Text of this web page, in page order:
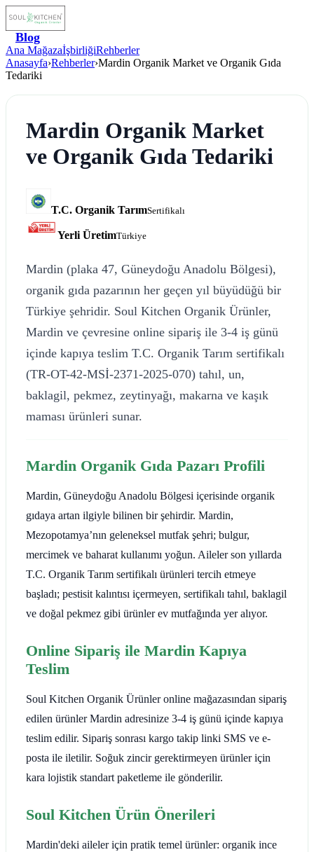
Blog
Ana MağazaİşbirliğiRehberler
Anasayfa›Rehberler›Mardin Organik Market ve Organik Gıda
Tedariki
Mardin Organik Market
ve Organik Gıda Tedariki
T.C. Organik TarımSertifikalı
Yerli ÜretimTürkiye
Mardin (plaka 47, Güneydoğu Anadolu Bölgesi),
organik gıda pazarının her geçen yıl büyüdüğü bir
Türkiye şehridir. Soul Kitchen Organik Ürünler,
Mardin ve çevresine online sipariş ile 3-4 iş günü
içinde kapıya teslim T.C. Organik Tarım sertifikalı
(TR-OT-42-MSİ-2371-2025-070) tahıl, un,
baklagil, pekmez, zeytinyağı, makarna ve kaşık
maması ürünleri sunar.
Mardin Organik Gıda Pazarı Profili
Mardin, Güneydoğu Anadolu Bölgesi içerisinde organik
gıdaya artan ilgiyle bilinen bir şehirdir. Mardin,
Mezopotamya’nın geleneksel mutfak şehri; bulgur,
mercimek ve baharat kullanımı yoğun. Aileler son yıllarda
T.C. Organik Tarım sertifikalı ürünleri tercih etmeye
başladı; pestisit kalıntısı içermeyen, sertifikalı tahıl, baklagil
ve doğal pekmez gibi ürünler ev mutfağında yer alıyor.
Online Sipariş ile Mardin Kapıya
Teslim
Soul Kitchen Organik Ürünler online mağazasından sipariş
edilen ürünler Mardin adresinize 3-4 iş günü içinde kapıya
teslim edilir. Sipariş sonrası kargo takip linki SMS ve e-
posta ile iletilir. Soğuk zincir gerektirmeyen ürünler için
kara lojistik standart paketleme ile gönderilir.
Soul Kitchen Ürün Önerileri
Mardin'deki aileler için pratik temel ürünler: organik ince